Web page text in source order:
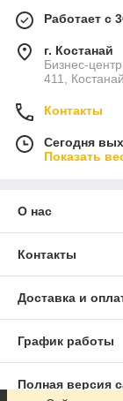
Работает с
г. Костанай
Бизнес-
411,
Контакты
Сегодня
Показать
О нас
Контакты
Доставка и
График работы
Полная версия